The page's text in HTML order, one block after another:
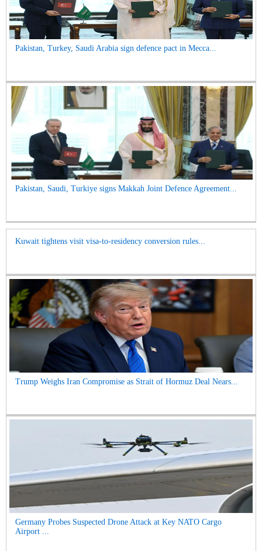
Pakistan, Turkey, Saudi Arabia sign defence pact in Mecca...
Pakistan, Saudi, Turkiye signs Makkah Joint Defence Agreement...
Kuwait tightens visit visa-to-residency conversion rules...
Trump Weighs Iran Compromise as Strait of Hormuz Deal Nears...
Germany Probes Suspected Drone Attack at Key NATO Cargo
Airport ...